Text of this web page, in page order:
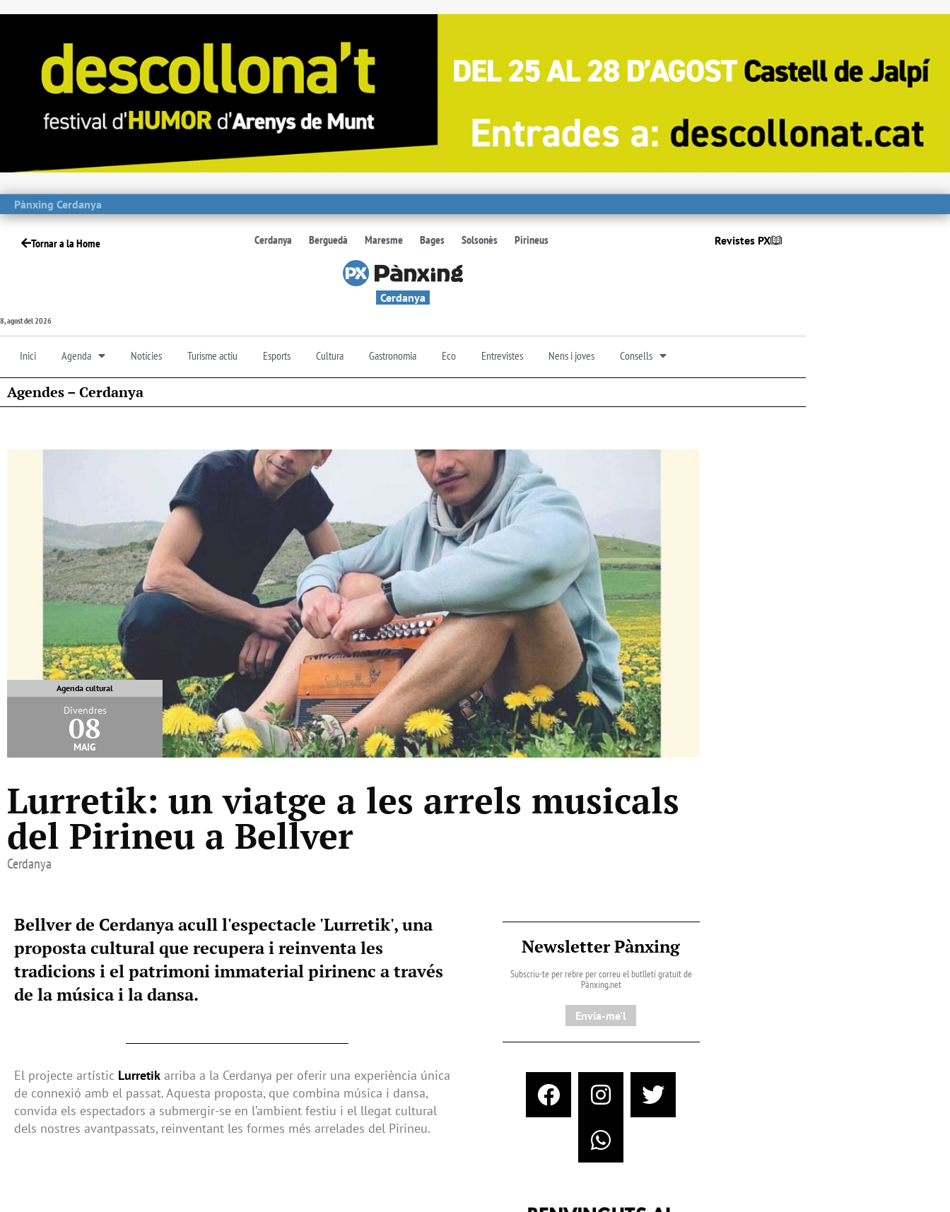
Pànxing Cerdanya
Tornar a la Home Cerdanya Berguedà Maresme Bages Solsonès Pirineus Revistes PX
Cerdanya
8, agost del 2026
Inici Agenda Notícies Turisme actiu Esports Cultura Gastronomia Eco Entrevistes Nens i joves Consells
Agendes – Cerdanya
Agenda cultural
Divendres
08
maig
Lurretik: un viatge a les arrels musicals
del Pirineu a Bellver
Cerdanya
Bellver de Cerdanya acull l'espectacle 'Lurretik', una
proposta cultural que recupera i reinventa les
tradicions i el patrimoni immaterial pirinenc a través
de la música i la dansa.
El projecte artístic Lurretik arriba a la Cerdanya per oferir una experiència única
de connexió amb el passat. Aquesta proposta, que combina música i dansa,
convida els espectadors a submergir-se en l’ambient festiu i el llegat cultural
dels nostres avantpassats, reinventant les formes més arrelades del Pirineu.
Newsletter Pànxing
Subscriu-te per rebre per correu el butlletí gratuït de
Pànxing.net​
Envia-me'l